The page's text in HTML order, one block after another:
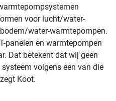
voor lucht/water-
water-warmtepompen.
panelen en warmtepompen
Dat betekent dat wij geen
volgens een van die
Koot.